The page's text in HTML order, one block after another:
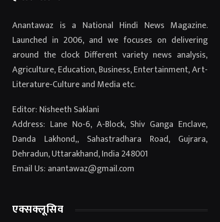
Anantawaz is a National Hindi News Magazine.
Launched in 2006, and we focuses on delivering
around the clock Different variety news analysis,
Agriculture, Education, Business, Entertainment, Art-
Literature-Culture and Media etc.
Editor: Nisheeth Saklani
Address: Lane No-6, A-Block, Shiv Ganga Enclave,
Danda Lakhond,, Sahastradhara Road, Gujrara,
Dehradun, Uttarakhand, India 248001
Email Us: anantawaz@gmail.com
एक्सक्लूसिव